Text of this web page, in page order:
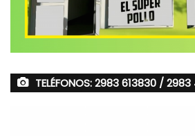
TELÉFONOS: 2983 613830 /